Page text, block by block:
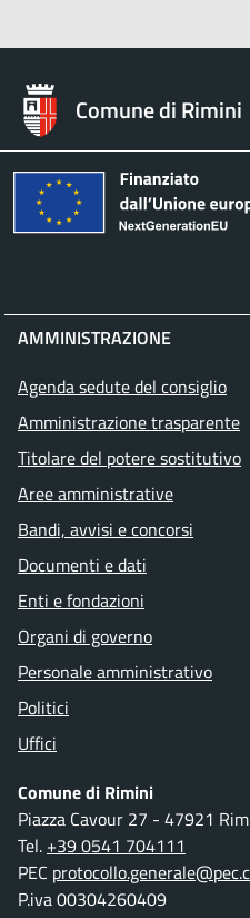
Comune di Rimini
AMMINISTRAZIONE
Agenda sedute del consiglio
Amministrazione trasparente
Titolare del potere sostitutivo
Aree amministrative
Bandi, avvisi e concorsi
Documenti e dati
Enti e fondazioni
Organi di governo
Personale amministrativo
Politici
Uffici
Comune di Rimini
Piazza Cavour 27 - 47921
Tel. +39 0541 704111
PEC
P.iva 00304260409